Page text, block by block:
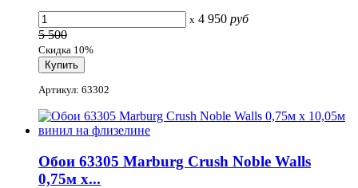
x 4 950 руб
5 500
Скидка 10%
Артикул: 63302
Обои 63305 Marburg Crush Noble Walls
0,75м x...